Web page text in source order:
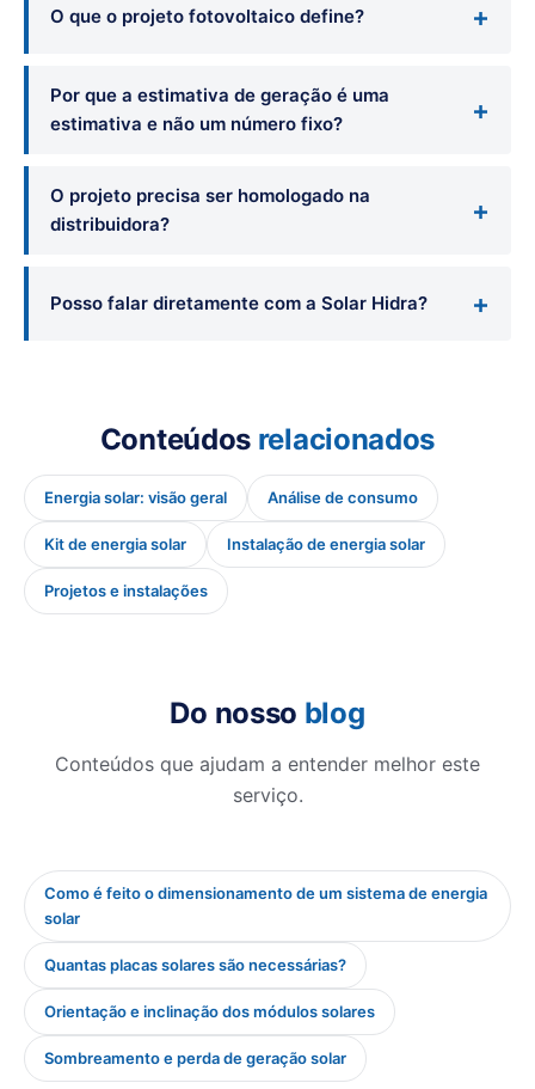
O que o projeto fotovoltaico define?
Por que a estimativa de geração é uma
estimativa e não um número fixo?
O projeto precisa ser homologado na
distribuidora?
Posso falar diretamente com a Solar Hidra?
Conteúdos relacionados
Energia solar: visão geral Análise de consumo
Kit de energia solar Instalação de energia solar
Projetos e instalações
Do nosso blog
Conteúdos que ajudam a entender melhor este
serviço.
Como é feito o dimensionamento de um sistema de energia
solar
Quantas placas solares são necessárias?
Orientação e inclinação dos módulos solares
Sombreamento e perda de geração solar